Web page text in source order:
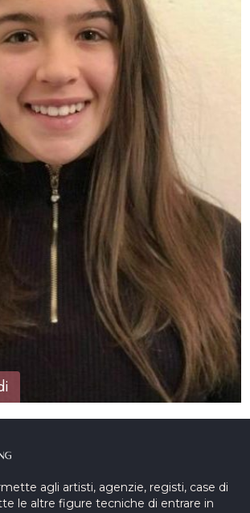
agli artisti, agenzie, registi, case di
le altre figure tecniche di entrare in